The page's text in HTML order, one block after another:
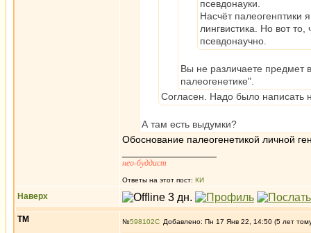
псевдонауки.
Насчёт палеогенптики
лингвистика. Но вот
псевдонаучно.
Вы не различаете предмет
палеогенетике".
Согласен. Надо было написать
А там есть выдумки?
Обоснование палеогенетикой личной
нео-буддист
Ответы на этот пост: КИ
Наверх
ТМ №598102 Добавлено: Пн 17 Янв 22, 14:50 (5 лет